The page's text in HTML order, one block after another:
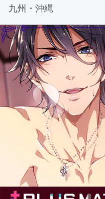
九州・沖縄